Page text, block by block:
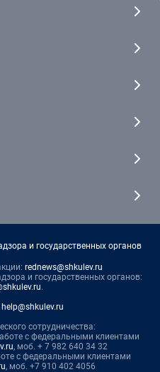
и государственных органов
rednews@shkulev.ru
и государственных органов:
.
help@shkulev.ru
сотрудничества:
с федеральными клиентами
, моб. + 7 982 640 34 32
с федеральными клиентами
, моб. +7 910 402 4056